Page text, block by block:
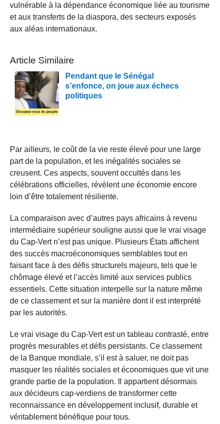
vulnérable à la dépendance économique liée au tourisme
et aux transferts de la diaspora, des secteurs exposés
aux aléas internationaux.
Article Similaire
Pendant que le Sénégal
s’enfonce, on joue aux échecs
politiques
Par ailleurs, le coût de la vie reste élevé pour une large
part de la population, et les inégalités sociales se
creusent. Ces aspects, souvent occultés dans les
célébrations officielles, révèlent une économie encore
loin d’être totalement résiliente.
La comparaison avec d’autres pays africains à revenu
intermédiaire supérieur souligne aussi que le vrai visage
du Cap-Vert n’est pas unique. Plusieurs États affichent
des succès macroéconomiques semblables tout en
faisant face à des défis structurels majeurs, tels que le
chômage élevé et l’accès limité aux services publics
essentiels. Cette situation interpelle sur la nature même
de ce classement et sur la manière dont il est interprété
par les autorités.
Le vrai visage du Cap-Vert est un tableau contrasté, entre
progrès mesurables et défis persistants. Ce classement
de la Banque mondiale, s’il est à saluer, ne doit pas
masquer les réalités sociales et économiques que vit une
grande partie de la population. Il appartient désormais
aux décideurs cap-verdiens de transformer cette
reconnaissance en développement inclusif, durable et
véritablement bénéfique pour tous.